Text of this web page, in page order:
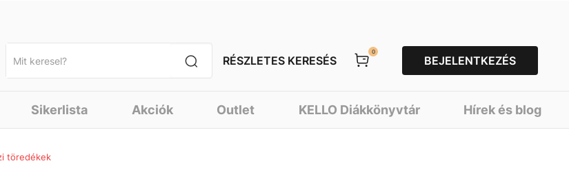
RÉSZLETES KERESÉS
0
BEJELENTKEZÉS
Sikerlista Akciók Outlet KELLO Diákkönyvtár Hírek és blog
töredékek